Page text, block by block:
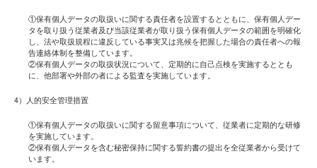
①保有個人データの取扱いに関する責任者を設置するとともに、保有個人デー
タを取り扱う従業者及び当該従業者が取り扱う保有個人データの範囲を明確化
し、法や取扱規程に違反している事実又は兆候を把握した場合の責任者への報
告連絡体制を整備しています。
②保有個人データの取扱状況について、定期的に自己点検を実施するととも
に、他部署や外部の者による監査を実施しています。
4）人的安全管理措置
①保有個人データの取扱いに関する留意事項について、従業者に定期的な研修
を実施しています。
②保有個人データを含む秘密保持に関する誓約書の提出を全従業者から受けて
います。